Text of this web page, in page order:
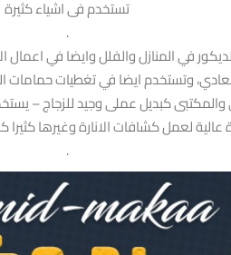
تستخدم فى اشياء كثيرة
.
في المنازل والفلل وايضا في اعمال
العادي، وتستخدم ايضا في تغطيات
والمكتبى كبديل عملى وجيد للزجاج
لعمل كشافات الانارة وغيرها كثيرا
.